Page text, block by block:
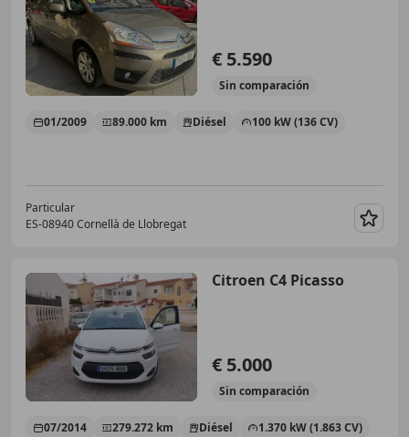
€ 5.590
Sin comparación
01/2009 89.000 km Diésel 100 kW (136 CV)
Particular
ES-08940 Cornellà de Llobregat
Citroen C4 Picasso
€ 5.000
Sin comparación
07/2014 279.272 km Diésel 1.370 kW (1.863 CV)